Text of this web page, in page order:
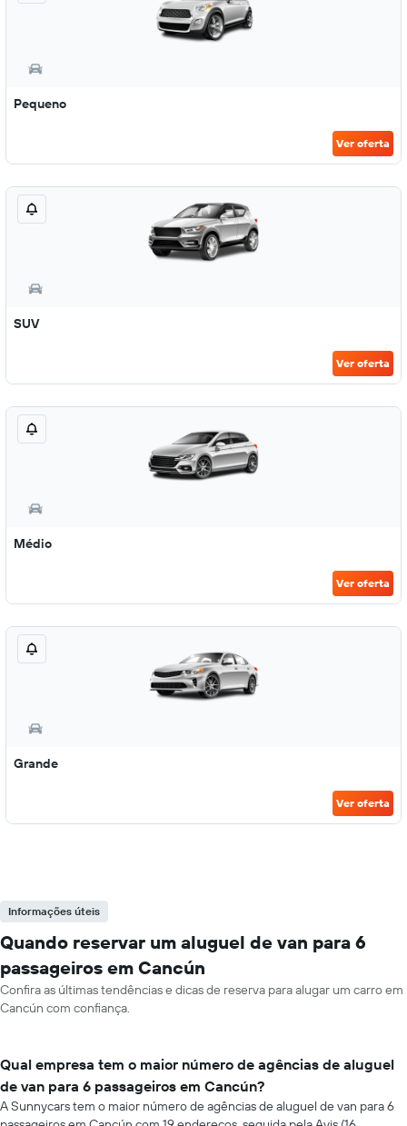
Pequeno
Ver oferta
SUV
Ver oferta
Médio
Ver oferta
Grande
Ver oferta
Informações úteis
Quando reservar um aluguel de van para 6
passageiros em Cancún
Confira as últimas tendências e dicas de reserva para alugar um carro em
Cancún com confiança.
Qual empresa tem o maior número de agências de aluguel
de van para 6 passageiros em Cancún?
A Sunnycars tem o maior número de agências de aluguel de van para 6